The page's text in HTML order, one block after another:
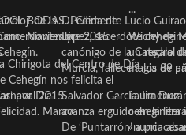
de la
y
por Día
Marzo
BODAS. Pedida de
Noviembre 2015
Chirigota del Centro de Día
Cehegín nos felicita el
2015
D. Clemente Lucio Guirao
López, sacerdote
canónigo de la Catedral
Murcia, fallece a los 89
Salvador García Jiménez
avanza erguido en la
De ‘Puntarrón’ a
...
Wichy de
un regalo
magia de
Laura
ceheginera
«nunca